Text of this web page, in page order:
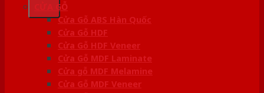
CỬA GỖ
Cửa Gỗ ABS Hàn Quốc
Cửa Gỗ HDF
Cửa Gỗ HDF Veneer
Cửa Gỗ MDF Laminate
Cửa gỗ MDF Melamine
Cửa Gỗ MDF Veneer